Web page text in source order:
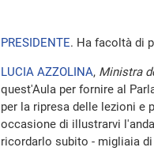
PRESIDENTE. Ha facoltà di
LUCIA AZZOLINA, Ministra
quest'Aula per fornire al
per la ripresa delle lezioni e
occasione di illustrarvi
ricordarlo subito - migliaia